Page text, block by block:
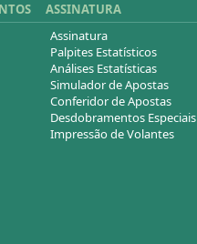
ASSINATURA
Assinatura
Palpites Estatísticos
Análises Estatísticas
Simulador de Apostas
Conferidor de Apostas
Desdobramentos Especiais
Impressão de Volantes